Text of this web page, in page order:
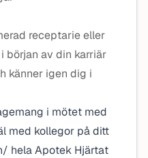
receptarie eller
början av din karriär
känner igen dig i
i mötet med
med kollegor på ditt
hela Apotek Hjärtat